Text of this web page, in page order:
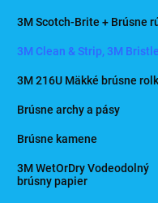
3M Scotch-Brite + Brúsne
3M Clean & Strip, 3M Bristle
3M 216U Mäkké brúsne
Brúsne archy a pásy
Brúsne kamene
3M WetOrDry Vodeodolný
brúsny papier